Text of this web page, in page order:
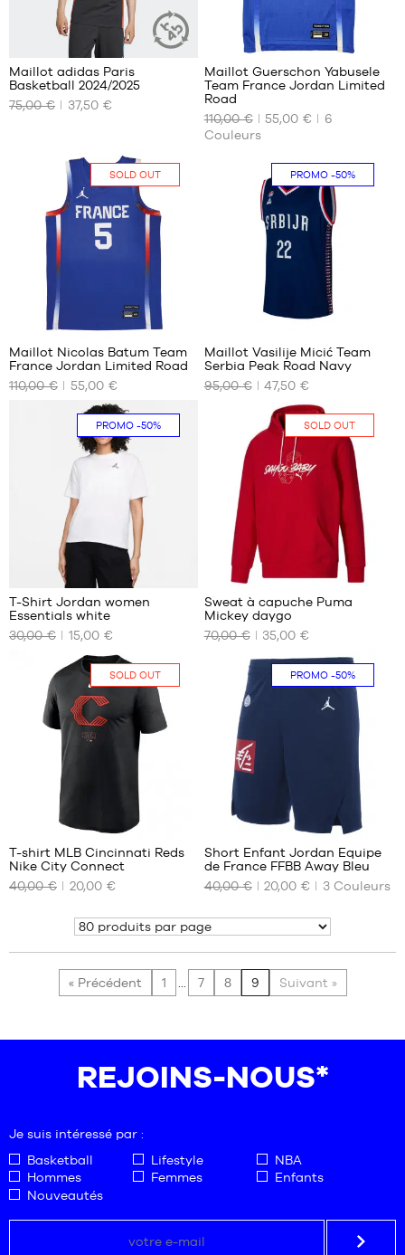
NOS
TAILLES
Aucune
Maillot adidas Paris
Basketball 2024/2025
75,00 €
37,50 €
NOS
DISPONIBLES
Maillot Guerschon Yabusele
Team France Jordan Limited
Road
110,00 €
55,00 €
6
Couleurs
SOLD OUT
NOS
TAILLES
DISPONIBLES
Maillot Nicolas Batum Team
France Jordan Limited Road
110,00 €
55,00 €
PROMO -50%
NOS
TAILLES
DISPONIBLES
Maillot Vasilije Micić Team
Serbia Peak Road Navy
95,00 €
47,50 €
PROMO-50%
NOS
TAILLES
DISPONIBLES
T-Shirt Jordan women
Essentials white
30,00 €
15,00 €
SOLD OUT
NOS
TAILLES
DISPONIBLES
Aucune
Sweat à capuche Puma
Mickey daygo
70,00 €
35,00 €
SOLD OUT
NOS
TAILLES
T-shirt MLB Cincinnati Reds
Nike City Connect
40,00 €
20,00 €
PROMO -50%
NOS
TAILLES
7 -
8
ans
22
Short Enfant Jordan Equipe
de France FFBB Away Bleu
40,00 €
20,00 € 3Couleurs
Montrer
« Précédent 1 7 8 9 Suivant »
REJOINS-NOUS*
Je suis intéressé par :
Basketball
Lifestyle
NBA
Hommes
Femmes
Enfants
Nouveautés